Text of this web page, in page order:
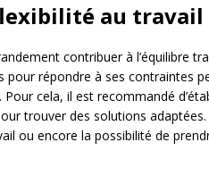
au travail
contribuer à l’équilibre
pour répondre à ses contraintes
cela, il est recommandé
trouver des solutions
ou encore la possibilité de